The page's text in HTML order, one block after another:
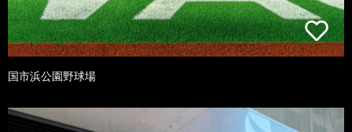
国市浜公園野球場